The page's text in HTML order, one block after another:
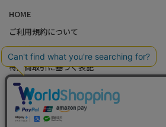
HOME
ご利用規約について
個人情報の取り扱いについて
特定商取引に基づく表記
会社概要
カード会員（情報変更/ポイント照会）
お問い合わせ